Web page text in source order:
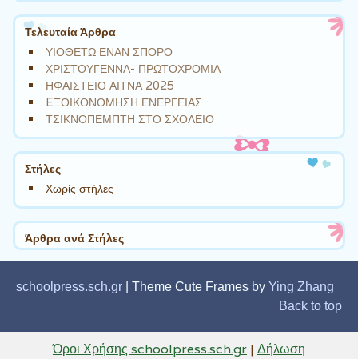
Τελευταία Άρθρα
ΥΙΟΘΕΤΩ ΕΝΑΝ ΣΠΟΡΟ
ΧΡΙΣΤΟΥΓΕΝΝΑ- ΠΡΩΤΟΧΡΟΜΙΑ
ΗΦΑΙΣΤΕΙΟ ΑΙΤΝΑ 2025
EΞΟΙΚΟΝΟΜΗΣΗ ΕΝΕΡΓΕΙΑΣ
ΤΣΙΚΝΟΠΕΜΠΤΗ ΣΤΟ ΣΧΟΛΕΙΟ
Στήλες
Χωρίς στήλες
Άρθρα ανά Στήλες
schoolpress.sch.gr | Theme Cute Frames by Ying Zhang
Back to top
Όροι Χρήσης schoolpress.sch.gr | Δήλωση